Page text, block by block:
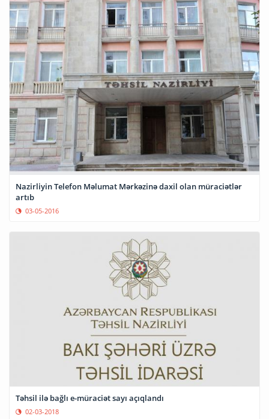
Nazirliyin Telefon Məlumat Mərkəzinə daxil olan müraciətlər
artıb
03-05-2016
Təhsil ilə bağlı e-müraciət sayı açıqlandı
02-03-2018